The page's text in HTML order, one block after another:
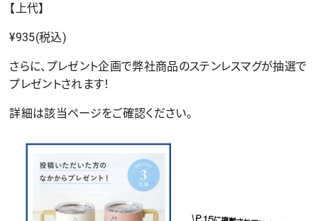
【上代】
¥935(税込)
さらに、プレゼント企画で弊社商品のステンレスマグが抽選で
プレゼントされます！
詳細は該当ページをご確認ください。